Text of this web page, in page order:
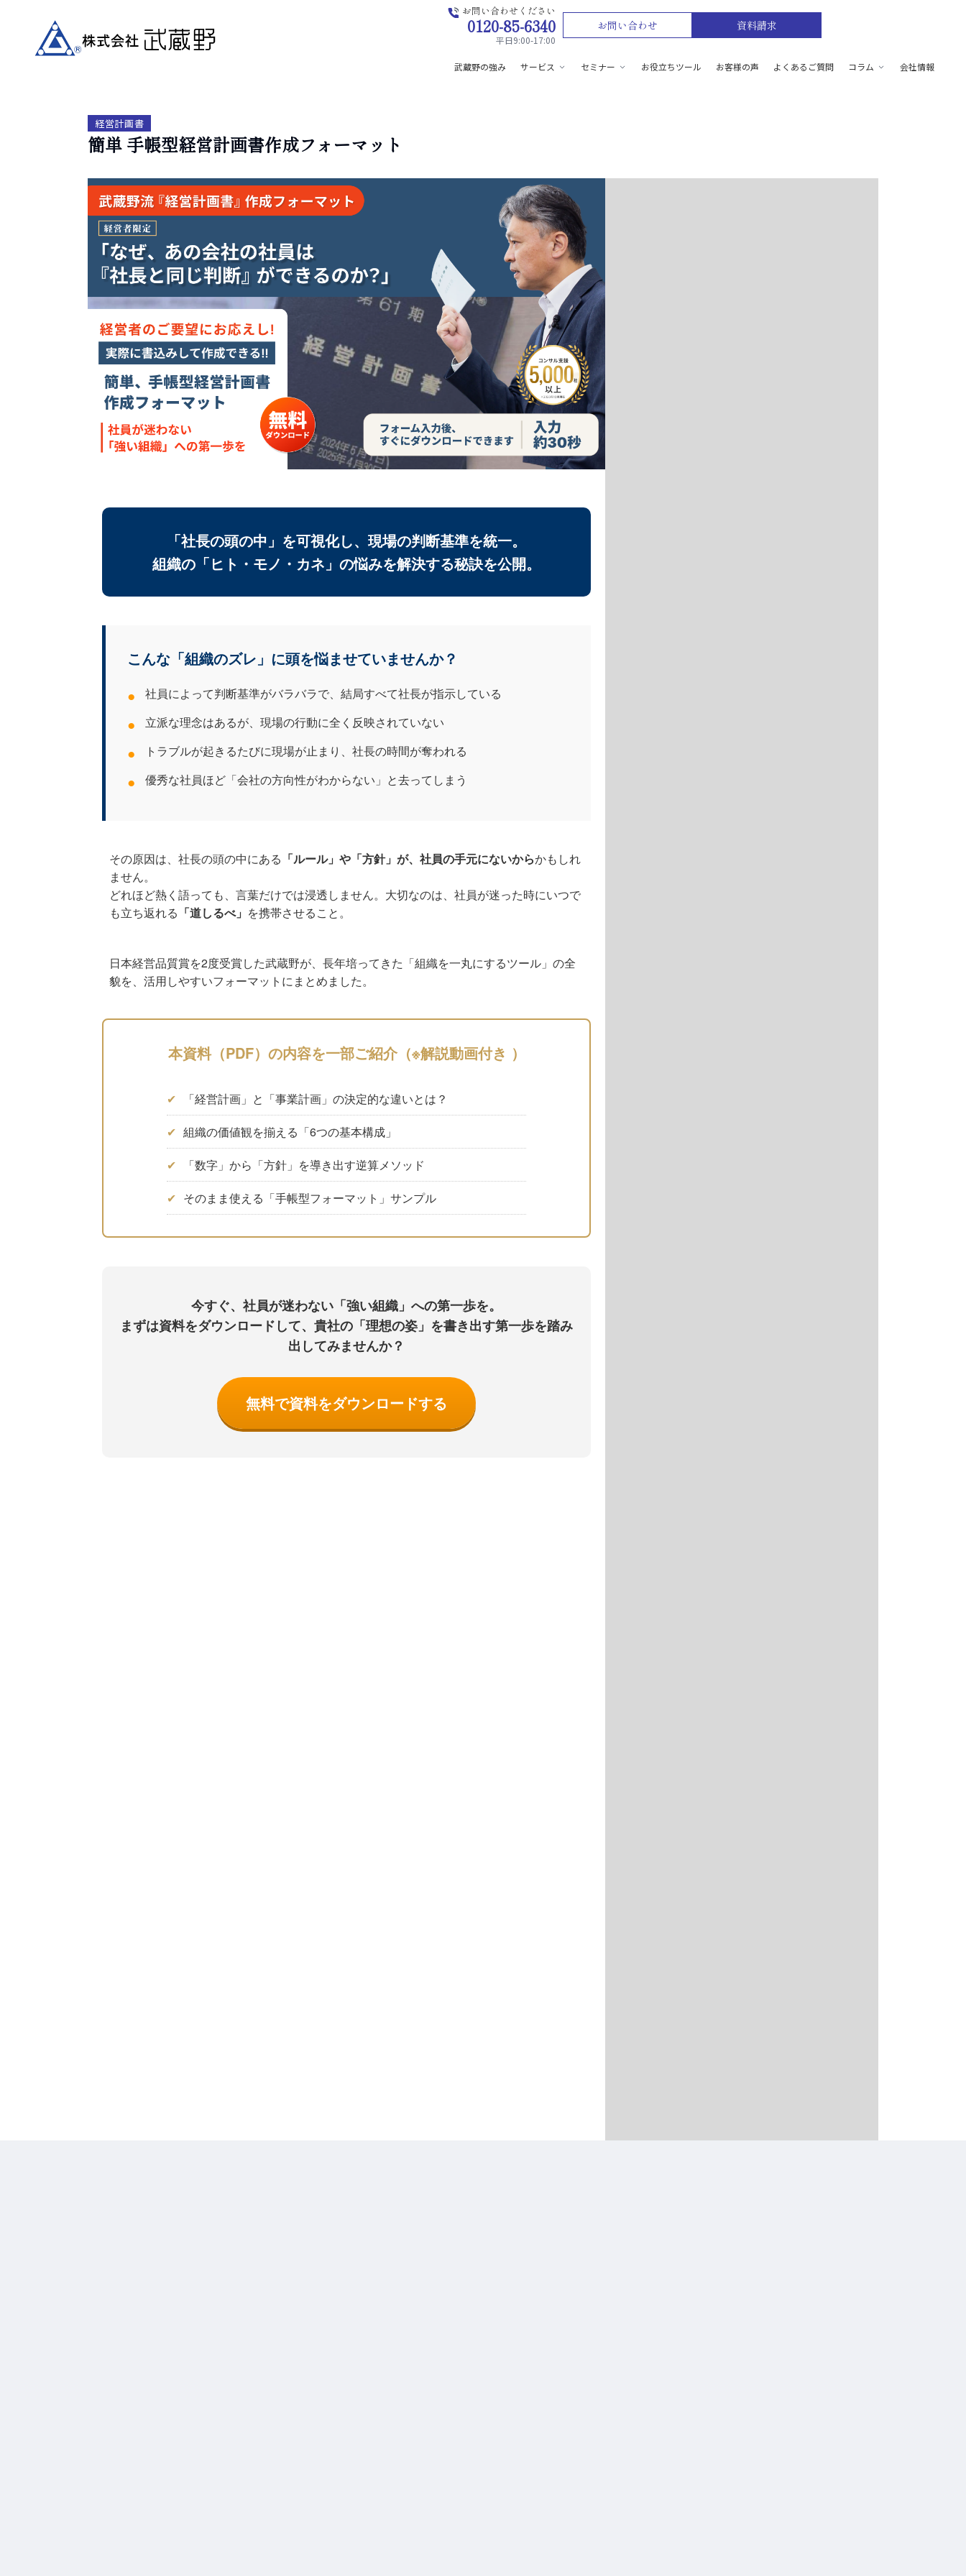
お問い合わせください
0120-85-6340
平日9:00-17:00
お問い合わせ 資料請求
武蔵野の強み サービス セミナー お役立ちツール お客様の声 よくあるご質問 コラム 会社情報
経営計画書
簡単 手帳型経営計画書作成フォーマット
「社長の頭の中」を可視化し、現場の判断基準を統一。
組織の「ヒト・モノ・カネ」の悩みを解決する秘訣を公開。
こんな「組織のズレ」に頭を悩ませていませんか？
● 社員によって判断基準がバラバラで、結局すべて社長が指示している
● 立派な理念はあるが、現場の行動に全く反映されていない
● トラブルが起きるたびに現場が止まり、社長の時間が奪われる
● 優秀な社員ほど「会社の方向性がわからない」と去ってしまう
その原因は、社長の頭の中にある 「ルール」や「方針」が、社員の手元にないからかもしれ
ません。
どれほど熱く語っても、言葉だけでは浸透しません。大切なのは、社員が迷った時にいつで
も立ち返れる 「道しるべ」 を携帯させること。
日本経営品質賞を2度受賞した武蔵野が、長年培ってきた「組織を一丸にするツール」の全
貌を、活用しやすいフォーマットにまとめました。
本資料（PDF）の内容を一部ご紹介（※解説動画付き ）
✔
「経営計画」と「事業計画」の決定的な違いとは？
✔ 組織の価値観を揃える「6つの基本構成」
✔
「数字」から「方針」を導き出す逆算メソッド
✔ そのまま使える「手帳型フォーマット」サンプル
今すぐ、社員が迷わない「強い組織」への第一歩を。
まずは資料をダウンロードして、貴社の「理想の姿」を書き出す第一歩を踏み
出してみませんか？
無料で資料をダウンロードする